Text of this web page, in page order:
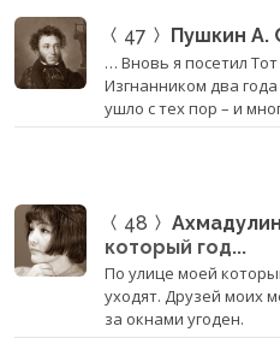
47 Пушкин А.
… Вновь я посетил
Изгнанником два
ушло с тех пор – и
48
который год...
По улице моей
уходят. Друзей моих
за окнами угоден.